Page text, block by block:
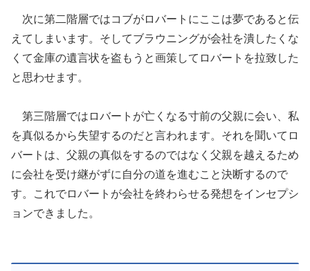
次に第二階層ではコブがロバートにここは夢であると伝
えてしまいます。そしてブラウニングが会社を潰したくな
くて金庫の遺言状を盗もうと画策してロバートを拉致した
と思わせます。
第三階層ではロバートが亡くなる寸前の父親に会い、私
を真似るから失望するのだと言われます。それを聞いてロ
バートは、父親の真似をするのではなく父親を越えるため
に会社を受け継がずに自分の道を進むこと決断するので
す。これでロバートが会社を終わらせる発想をインセプシ
ョンできました。